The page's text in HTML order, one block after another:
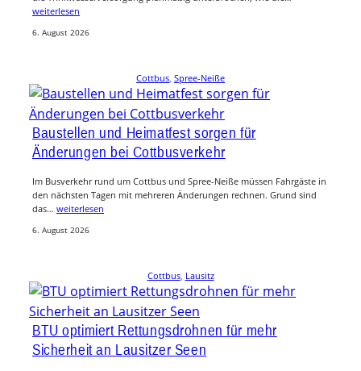
weiterlesen
6. August 2026
Cottbus, Spree-Neiße
Baustellen und Heimatfest sorgen für
Änderungen bei Cottbusverkehr
Im Busverkehr rund um Cottbus und Spree-Neiße müssen Fahrgäste in
den nächsten Tagen mit mehreren Änderungen rechnen. Grund sind
das… weiterlesen
6. August 2026
Cottbus, Lausitz
BTU optimiert Rettungsdrohnen für mehr
Sicherheit an Lausitzer Seen